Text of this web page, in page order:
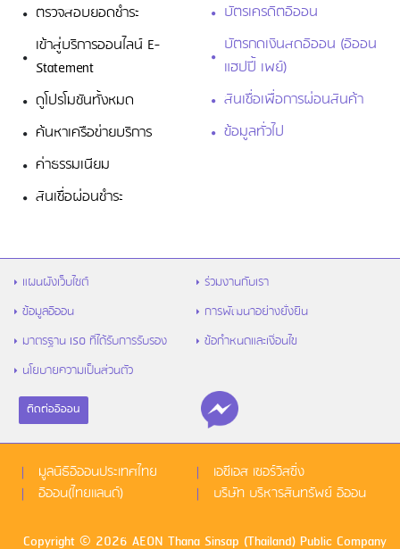
ตรวจสอบยอดชำระ
เข้าสู่บริการออนไลน์ E-
Statement
ดูโปรโมชันทั้งหมด
ค้นหาเครือข่ายบริการ
ค่าธรรมเนียม
สินเชื่อผ่อนชำระ
บัตรเครดิตอิออน
บัตรกดเงินสดอิออน (อิออน
แฮปปี้ เพย์)
สินเชื่อเพื่อการผ่อนสินค้า
ข้อมูลทั่วไป
แผนผังเว็บไซต์
ร่วมงานกับเรา
ข้อมูลอิออน
การพัฒนาอย่างยั่งยืน
มาตรฐาน ISO ที่ได้รับการรับรอง
ข้อกำหนดและเงื่อนไข
นโยบายความเป็นส่วนตัว
ติดต่ออิออน
มูลนิธิอิออนประเทศไทย
เอซีเอส เซอร์วิสซิ่ง
อิออน(ไทยแลนด์)
บริษัท บริหารสินทรัพย์ อิออน
Copyright © 2026 AEON Thana Sinsap (Thailand) Public Company